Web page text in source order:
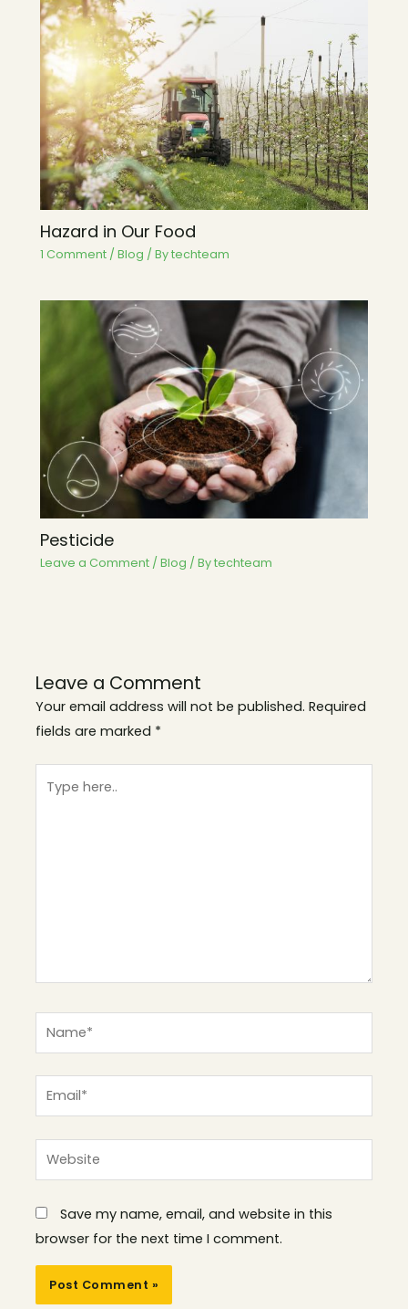
Hazard in Our Food
1 Comment /Blog / Bytechteam
Pesticide
Leave a Comment /Blog / Bytechteam
Leave a Comment
Your email address will not be published. Required
fields are marked *
here..
Email*
Website
Save my name, email, and website in this
browser for the next time I comment.